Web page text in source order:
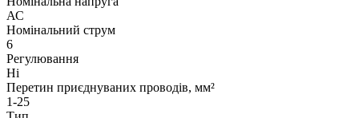
АС
Номінальний струм
6
Регулювання
Ні
Перетин приєднуваних проводів, мм²
1-25